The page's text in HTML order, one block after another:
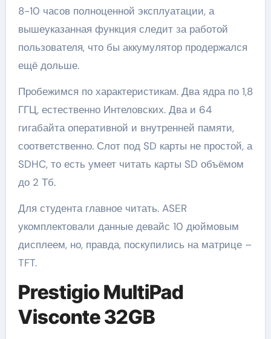
8-10 часов полноценной эксплуатации, а
вышеуказанная функция следит за работой
пользователя, что бы аккумулятор продержался
ещё дольше.
Пробежимся по характеристикам. Два ядра по 1,8
ГГЦ, естественно Интеловских. Два и 64
гигабайта оперативной и внутренней памяти,
соответственно. Слот под SD карты не простой, а
SDHC, то есть умеет читать карты SD объёмом
до 2 Тб.
Для студента главное читать. ASER
укомплектовали данные девайс 10 дюймовым
дисплеем, но, правда, поскупились на матрице –
TFT.
Prestigio MultiPad
Visconte 32GB